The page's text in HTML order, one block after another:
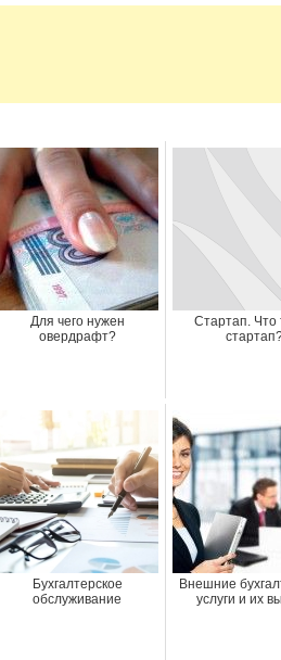
Для чего нужен
овердрафт?
Стартап. Что
Бухгалтерское
обслуживание
Внешние
услуги и их